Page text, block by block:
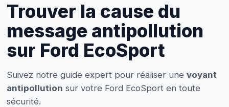
Trouver la cause du
message antipollution
sur Ford EcoSport
Suivez notre guide expert pour réaliser une voyant
antipollution sur votre Ford EcoSport en toute
sécurité.